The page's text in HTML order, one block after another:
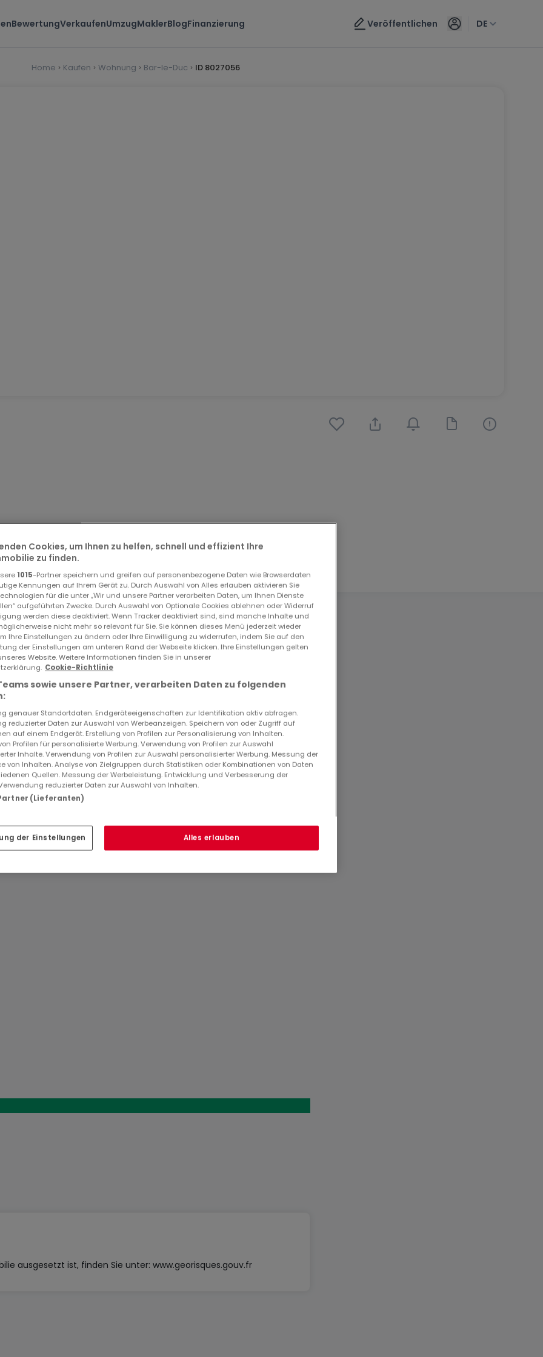
BewertungVerkaufenUmzugMaklerBlogFinanzierung Veröffentlichen DE
Home Kaufen Wohnung Bar-le-Duc ID 8027056
au dernier étage d'une petite copropriété bien entretenu,
duplex composé d'une entrée donnant accès sur une
séjour - salle à manger, deux chambres, salle de bains
ou de salle de jeu.. Cave voutée.. Visite virtuelle sur
IDatHome8027056
IDImmobilienanbieter048048E2U77L
ausgesetzt ist, finden Sie unter: www.georisques.gouv.fr
Cookies, um Ihnen zu helfen, schnell und effizient Ihre
zu finden.
1015-Partner speichern und greifen auf personenbezogene Daten wie Browserdaten
Kennungen auf Ihrem Gerät zu. Durch Auswahl von Alles erlauben aktivieren Sie
für die unter „Wir und unsere Partner verarbeiten Daten, um Ihnen Dienste
aufgeführten Zwecke. Durch Auswahl von Optionale Cookies ablehnen oder Widerruf
werden diese deaktiviert. Wenn Tracker deaktiviert sind, sind manche Inhalte und
nicht mehr so relevant für Sie. Sie können dieses Menü jederzeit wieder
Ihre Einstellungen zu ändern oder Ihre Einwilligung zu widerrufen, indem Sie auf den
der Einstellungen am unteren Rand der Webseite klicken. Ihre Einstellungen gelten
Website. Weitere Informationen finden Sie in unserer
Cookie-Richtlinie
sowie unsere Partner, verarbeiten Daten zu folgenden
genauer Standortdaten. Endgeräteeigenschaften zur Identifikation aktiv abfragen.
reduzierter Daten zur Auswahl von Werbeanzeigen. Speichern von oder Zugriff auf
auf einem Endgerät. Erstellung von Profilen zur Personalisierung von Inhalten.
Profilen für personalisierte Werbung. Verwendung von Profilen zur Auswahl
Inhalte. Verwendung von Profilen zur Auswahl personalisierter Werbung. Messung der
von Inhalten. Analyse von Zielgruppen durch Statistiken oder Kombinationen von Daten
Quellen. Messung der Werbeleistung. Entwicklung und Verbesserung der
reduzierter Daten zur Auswahl von Inhalten.
(Lieferanten)
der Einstellungen Alles erlauben